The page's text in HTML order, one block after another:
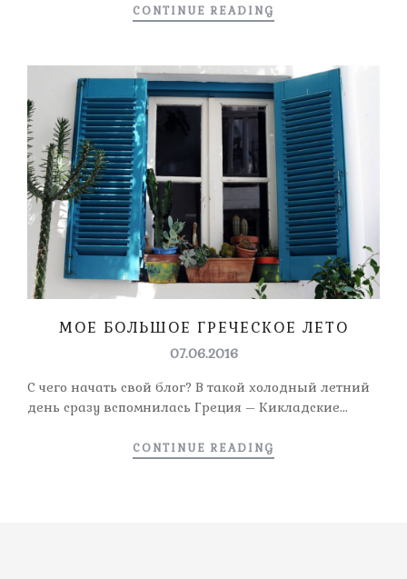
CONTINUE READING
МОЕ БОЛЬШОЕ ГРЕЧЕСКОЕ ЛЕТО
07.06.2016
С чего начать свой блог? В такой холодный летний
день сразу вспомнилась Греция – Кикладские...
CONTINUE READING